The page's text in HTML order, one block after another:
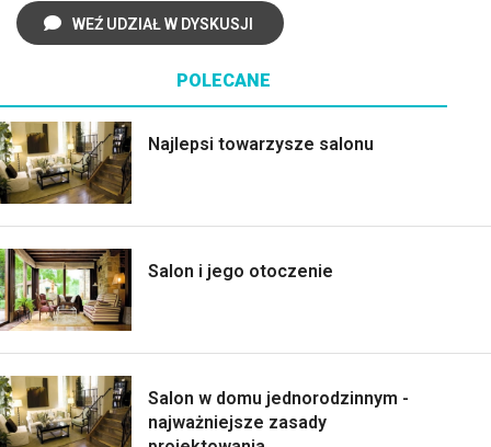
WEŹ UDZIAŁ W DYSKUSJI
POLECANE
Najlepsi towarzysze salonu
Salon i jego otoczenie
Salon w domu jednorodzinnym -
najważniejsze zasady